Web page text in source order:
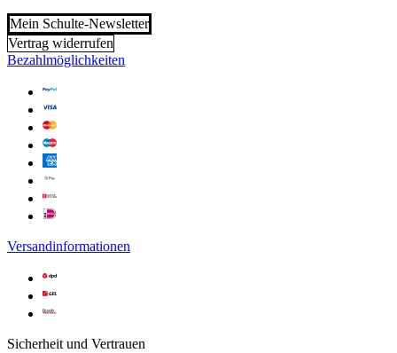
Mein Schulte-Newsletter
Vertrag widerrufen
Bezahlmöglichkeiten
Versandinformationen
Sicherheit und Vertrauen